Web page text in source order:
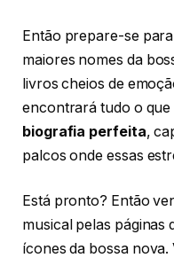
Então prepare-se
maiores nomes da
livros cheios de
encontrará tudo o
biografia perfeita,
palcos onde essas
Está pronto? Então
musical pelas páginas
ícones da bossa